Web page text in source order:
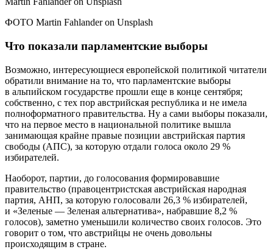
ФОТО Martin Fahlander on Unsplash
Что показали парламентские выборы
Возможно, интересующиеся европейской политикой читатели
обратили внимание на то, что парламентские выборы
в альпийском государстве прошли еще в конце сентября;
собственно, с тех пор австрийская республика и не имела
полноформатного правительства. Ну а сами выборы показали,
что на первое место в национальной политике вышла
занимающая крайне правые позиции австрийская партия
свободы (АПС), за которую отдали голоса около 29 %
избирателей.
Наоборот, партии, до голосования формировавшие
правительство (правоцентристская австрийская народная
партия, АНП, за которую голосовали 26,3 % избирателей,
и «Зеленые — Зеленая альтернатива», набравшие 8,2 %
голосов), заметно уменьшили количество своих голосов. Это
говорит о том, что австрийцы не очень довольны
происходящим в стране.